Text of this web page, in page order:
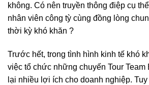
không. Có nên truyền thông điệp cụ
nhân viên công tỳ cùng đồng lòng
thời kỳ khó khăn ?
Trước hết, trong tình hình kinh tế khó
việc tổ chức những chuyến Tour Team
lại nhiều lợi ích cho doanh nghiệp.